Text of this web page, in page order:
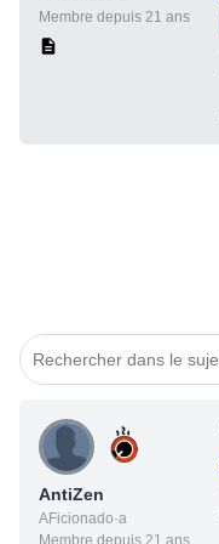
Membre depuis 21 ans
AntiZen
AFicionado·a